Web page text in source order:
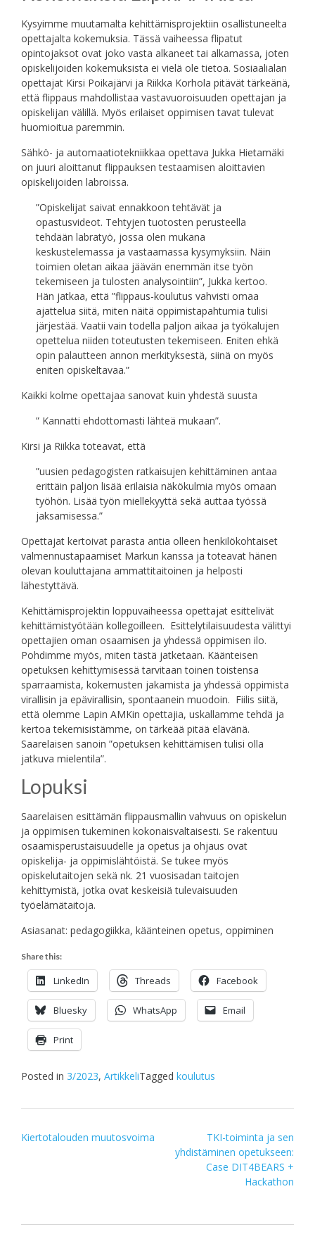
Kysyimme muutamalta kehittämisprojektiin osallistuneelta
opettajalta kokemuksia. Tässä vaiheessa flipatut
opintojaksot ovat joko vasta alkaneet tai alkamassa, joten
opiskelijoiden kokemuksista ei vielä ole tietoa. Sosiaalialan
opettajat Kirsi Poikajärvi ja Riikka Korhola pitävät tärkeänä,
että flippaus mahdollistaa vastavuoroisuuden opettajan ja
opiskelijan välillä. Myös erilaiset oppimisen tavat tulevat
huomioitua paremmin.
Sähkö- ja automaatiotekniikkaa opettava Jukka Hietamäki
on juuri aloittanut flippauksen testaamisen aloittavien
opiskelijoiden labroissa.
”Opiskelijat saivat ennakkoon tehtävät ja
opastusvideot. Tehtyjen tuotosten perusteella
tehdään labratyö, jossa olen mukana
keskustelemassa ja vastaamassa kysymyksiin. Näin
toimien oletan aikaa jäävän enemmän itse työn
tekemiseen ja tulosten analysointiin”, Jukka kertoo.
Hän jatkaa, että ”flippaus-koulutus vahvisti omaa
ajattelua siitä, miten näitä oppimistapahtumia tulisi
järjestää. Vaatii vain todella paljon aikaa ja työkalujen
opettelua niiden toteutusten tekemiseen. Eniten ehkä
opin palautteen annon merkityksestä, siinä on myös
eniten opiskeltavaa.”
Kaikki kolme opettajaa sanovat kuin yhdestä suusta
” Kannatti ehdottomasti lähteä mukaan”.
Kirsi ja Riikka toteavat, että
”uusien pedagogisten ratkaisujen kehittäminen antaa
erittäin paljon lisää erilaisia näkökulmia myös omaan
työhön. Lisää työn miellekyyttä sekä auttaa työssä
jaksamisessa.”
Opettajat kertoivat parasta antia olleen henkilökohtaiset
valmennustapaamiset Markun kanssa ja toteavat hänen
olevan kouluttajana ammattitaitoinen ja helposti
lähestyttävä.
Kehittämisprojektin loppuvaiheessa opettajat esittelivät
kehittämistyötään kollegoilleen. Esittelytilaisuudesta välittyi
opettajien oman osaamisen ja yhdessä oppimisen ilo.
Pohdimme myös, miten tästä jatketaan. Käänteisen
opetuksen kehittymisessä tarvitaan toinen toistensa
sparraamista, kokemusten jakamista ja yhdessä oppimista
virallisin ja epävirallisin, spontaanein muodoin. Fiilis siitä,
että olemme Lapin AMKin opettajia, uskallamme tehdä ja
kertoa tekemisistämme, on tärkeää pitää elävänä.
Saarelaisen sanoin ”opetuksen kehittämisen tulisi olla
jatkuva mielentila”.
Lopuksi
Saarelaisen esittämän flippausmallin vahvuus on opiskelun
ja oppimisen tukeminen kokonaisvaltaisesti. Se rakentuu
osaamisperustaisuudelle ja opetus ja ohjaus ovat
opiskelija- ja oppimislähtöistä. Se tukee myös
opiskelutaitojen sekä nk. 21 vuosisadan taitojen
kehittymistä, jotka ovat keskeisiä tulevaisuuden
työelämätaitoja.
Asiasanat: pedagogiikka, käänteinen opetus, oppiminen
Share this:
LinkedIn Threads Facebook
Bluesky WhatsApp Email
Print
Posted in 3/2023, ArtikkeliTagged koulutus
Post
Kiertotalouden muutosvoima
TKI-toiminta ja sen
yhdistäminen opetukseen:
Case DIT4BEARS +
Hackathon